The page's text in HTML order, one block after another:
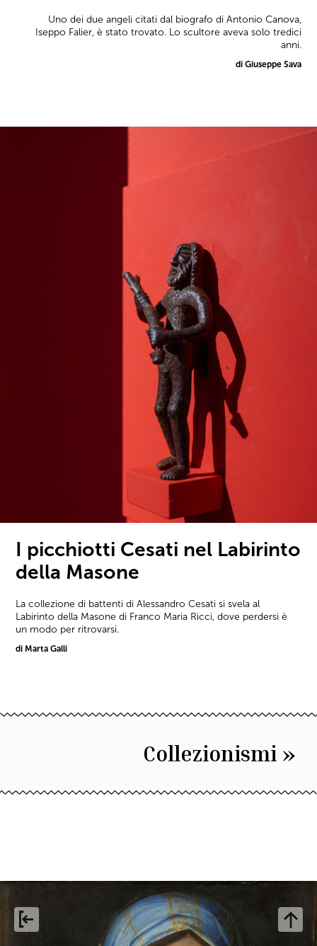
Uno dei due angeli citati dal biografo di Antonio Canova,
Iseppo Falier, è stato trovato. Lo scultore aveva solo tredici
anni.
di Giuseppe Sava
I picchiotti Cesati nel Labirinto
della Masone
La collezione di battenti di Alessandro Cesati si svela al
Labirinto della Masone di Franco Maria Ricci, dove perdersi è
un modo per ritrovarsi.
di Marta Galli
Collezionismi »